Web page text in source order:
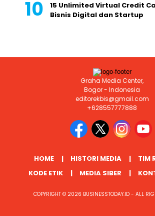
15 Unlimited Virtual Credit
Bisnis Digital dan Startup
Graha Media Center,
Bogor - Indonesia
editorekbis@gmail.com
+628557777888
HOME HISTORI MEDIA
TIM
KODE ETIK
MEDIA SIBER
COPYRIGHT © 2026 BUSINESSTODAY.ID - ALL